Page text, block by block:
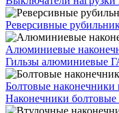
Реверсивные
Алюминиевые
Гильзы алюминиевые
Болтовые наконечники
Наконечники